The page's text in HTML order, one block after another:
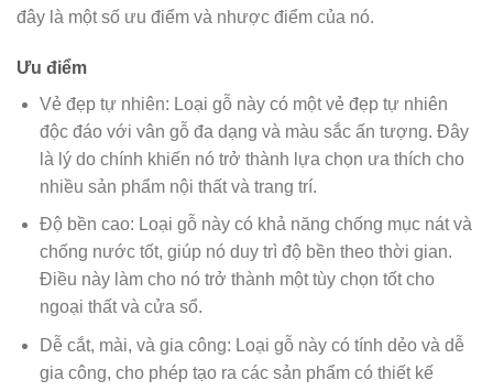
đây là một số ưu điểm và nhược điểm của nó.
Ưu điểm
Vẻ đẹp tự nhiên: Loại gỗ này có một vẻ đẹp tự nhiên
độc đáo với vân gỗ đa dạng và màu sắc ấn tượng. Đây
là lý do chính khiến nó trở thành lựa chọn ưa thích cho
nhiều sản phẩm nội thất và trang trí.
Độ bền cao: Loại gỗ này có khả năng chống mục nát và
chống nước tốt, giúp nó duy trì độ bền theo thời gian.
Điều này làm cho nó trở thành một tùy chọn tốt cho
ngoại thất và cửa sổ.
Dễ cắt, mài, và gia công: Loại gỗ này có tính dẻo và dễ
gia công, cho phép tạo ra các sản phẩm có thiết kế